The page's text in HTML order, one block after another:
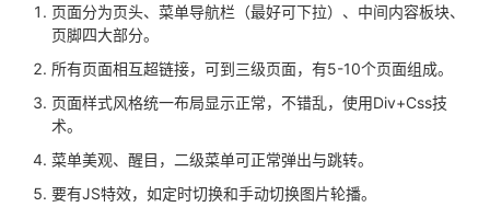
课
程
的
认
证
我
的
实
验
我
的
收
术
支
持
云
声
建
议
页面分为页头、菜单导航栏（最好可下拉）、中间内容板块、
页脚四大部分。
所有页面相互超链接，可到三级页面，有5-10个页面组成。
页面样式风格统一布局显示正常，不错乱，使用Div+Css技
术。
菜单美观、醒目，二级菜单可正常弹出与跳转。
要有JS特效，如定时切换和手动切换图片轮播。